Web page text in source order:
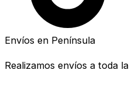
Envíos en Península
Realizamos envíos a toda